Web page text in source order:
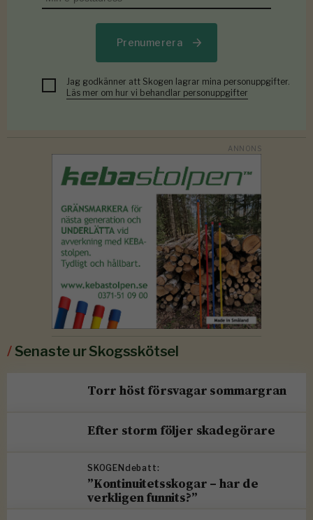
Prenumerera
Jag godkänner att Skogen lagrar mina personuppgifter.
Läs mer om hur vi behandlar personuppgifter
/Senaste ur Skogsskötsel
Torr höst försvagar sommargran
Efter storm följer skadegörare
SKOGENdebatt:
”Kontinuitetsskogar – har de
verkligen funnits?”